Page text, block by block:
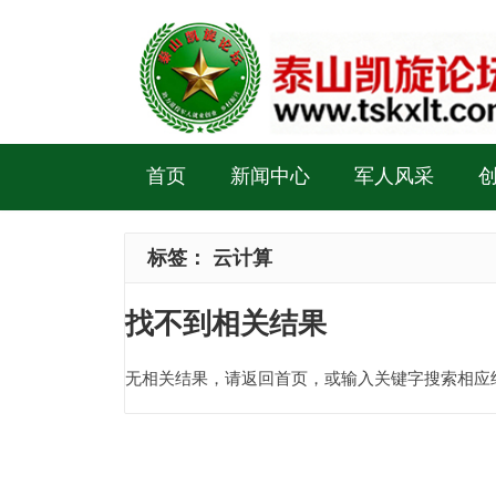
首页 新闻中心 军人风采
标签： 云计算
找不到相关结果
无相关结果，请返回首页，或输入关键字搜索相应